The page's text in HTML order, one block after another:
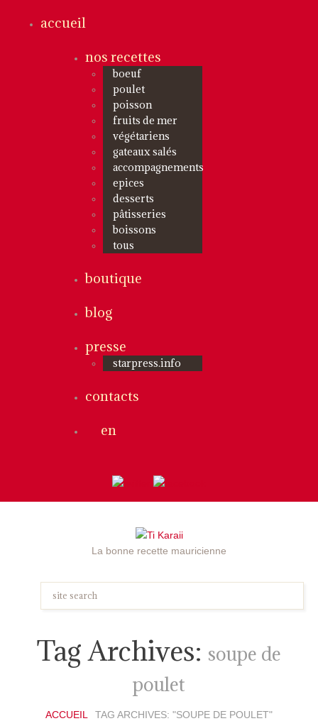
accueil
nos recettes
boeuf
poulet
poisson
fruits de mer
végétariens
gateaux salés
accompagnements
epices
desserts
pâtisseries
boissons
tous
boutique
blog
presse
starpress.info
contacts
en
La bonne recette mauricienne
Tag Archives: soupe de
poulet
ACCUEIL TAG ARCHIVES: "SOUPE DE POULET"